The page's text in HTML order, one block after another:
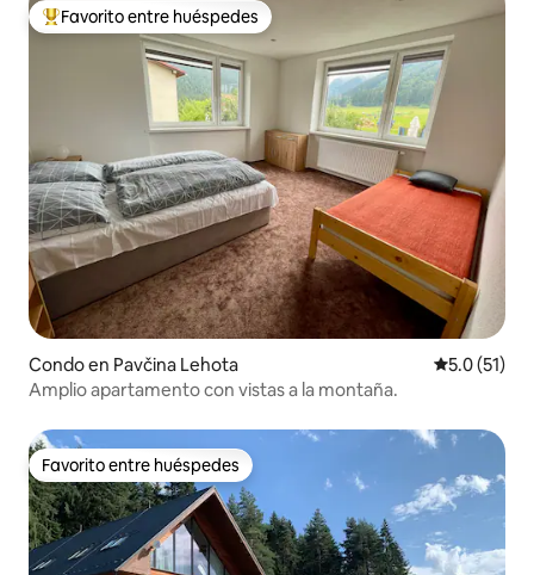
Favorito entre huéspedes preferido
Favorito entre huéspedes
Condo en Pavčina Lehota Calificación
5.0 (51)
Amplio apartamento con vistas a la montaña.
Favorito entre huéspedes
Favorito entre huéspedes